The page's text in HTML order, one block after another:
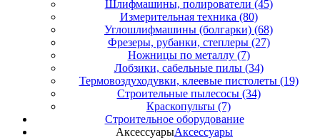
Шлифмашины, полирователи (45)
Измерительная техника (80)
Углошлифмашины (болгарки) (68)
Фрезеры, рубанки, степлеры (27)
Ножницы по металлу (7)
Лобзики, сабельные пилы (34)
Термовоздуходувки, клеевые пистолеты (19)
Строительные пылесосы (34)
Краскопульты (7)
Строительное оборудование
АксессуарыАксессуары